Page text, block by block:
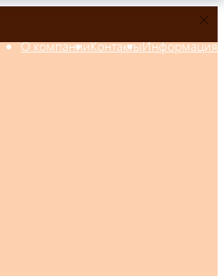
О компанииКонтактыИнформация